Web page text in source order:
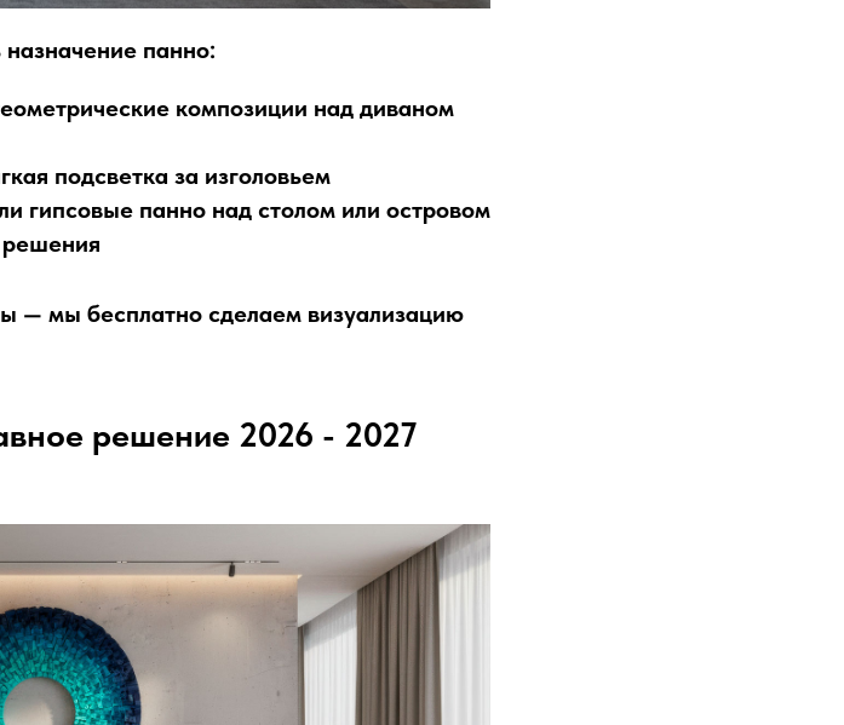
панно:
композиции над диваном
подсветка за изголовьем
гипсовые панно над столом или островом
— мы бесплатно сделаем визуализацию
решение 2026 - 2027